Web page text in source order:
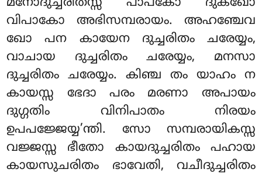
വിപാകോ അഭിസമ്പരായം. അഹഞ്ചേവ
ഖോ പന കായേന ദുച്ചരിതം ചരേയ്യം,
വാചായ ദുച്ചരിതം ചരേയ്യം, മനസാ
ദുച്ചരിതം ചരേയ്യം. കിഞ്ച തം യാഹം ന
കായസ്സ ഭേദാ പരം മരണാ അപായം
ദുഗ്ഗതിം വിനിപാതം നിരയം
ഉപപജ്ജേയ്യ’ന്തി. സോ സമ്പരായികസ്സ
വജ്ജസ്സ ഭീതോ കായദുച്ചരിതം പഹായ
കായസുചരിതം ഭാവേതി, വചീദുച്ചരിതം